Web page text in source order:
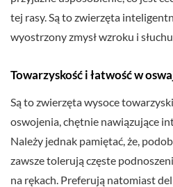
tej rasy. Są to zwierzęta
wyostrzony zmysł wzroku i słuchu.
Towarzyskość i łatwość w
Są to zwierzęta wysoce
oswojenia, chętnie nawiązujące
Należy jednak pamiętać, że,
zawsze tolerują częste
na rękach. Preferują natomiast